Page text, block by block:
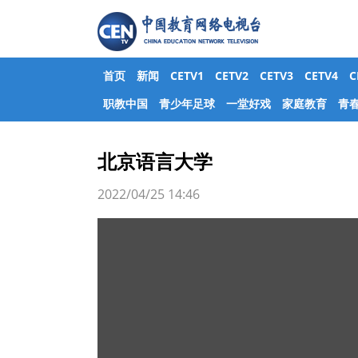
首页 新闻 CETV1 CETV2 CETV3 CETV4
职教中国
青少年足球 一堂好戏 家庭教育 青
北京语言大学
2022/04/25 14:46